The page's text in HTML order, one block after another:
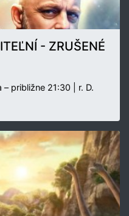
- ZRUŠENÉ
približne 21:30 | r. D.